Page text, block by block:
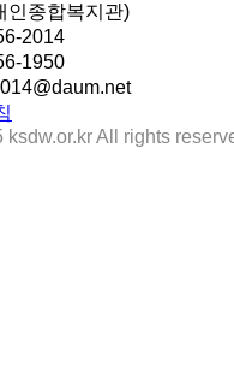
인종합복지관)
2014
1950
All rights